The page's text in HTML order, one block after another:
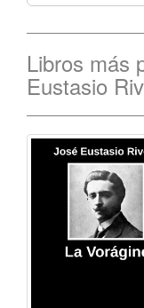
Libros más
Eustasio